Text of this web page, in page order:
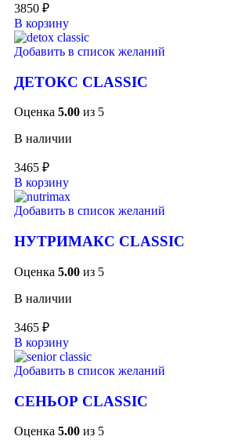
3850 ₽
В корзину
Добавить в список желаний
ДЕТОКС CLASSIC
Оценка 5.00 из 5
В наличии
3465 ₽
В корзину
Добавить в список желаний
НУТРИМАКС CLASSIC
Оценка 5.00 из 5
В наличии
3465 ₽
В корзину
Добавить в список желаний
СЕНЬОР CLASSIC
Оценка 5.00 из 5